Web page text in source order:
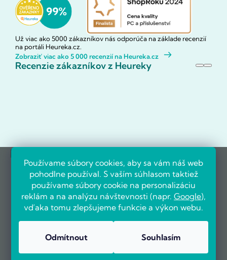
Používame súbory cookies, aby sa vám náš web
pohodlne používal. S vaším súhlasom taktiež
používame súbory cookie na personalizáciu
reklám a na analýzu návštevnosti (napr. Google),
vďaka tomu zlepšujeme funkcie a výkon webu.
Odmítnout Souhlasím
Už viac ako 5000 zákazníkov nás odporúča na základe recenzií
na portáli Heureka.cz.
Zobraziť viac ako 5 000 recenzií na Heureka.cz
Recenzie zákazníkov z Heureky
Referencie firiem